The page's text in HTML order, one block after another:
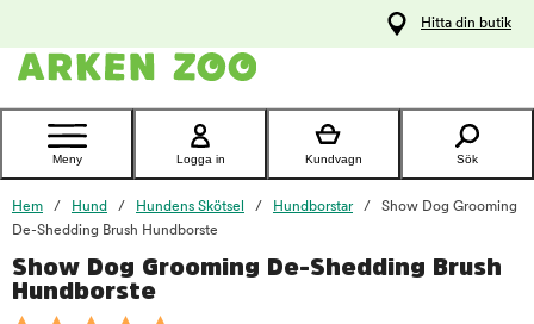
Kontakta
Hitta din butik
Meny Logga in Kundvagn Sök
Hem Hund Hundens Skötsel Hundborstar
Show Dog Grooming
De-Shedding Brush Hundborste
Show Dog Grooming De-Shedding Brush
Hundborste
foo